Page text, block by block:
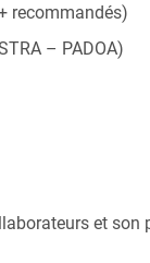
recommandés)
– PADOA)
et son